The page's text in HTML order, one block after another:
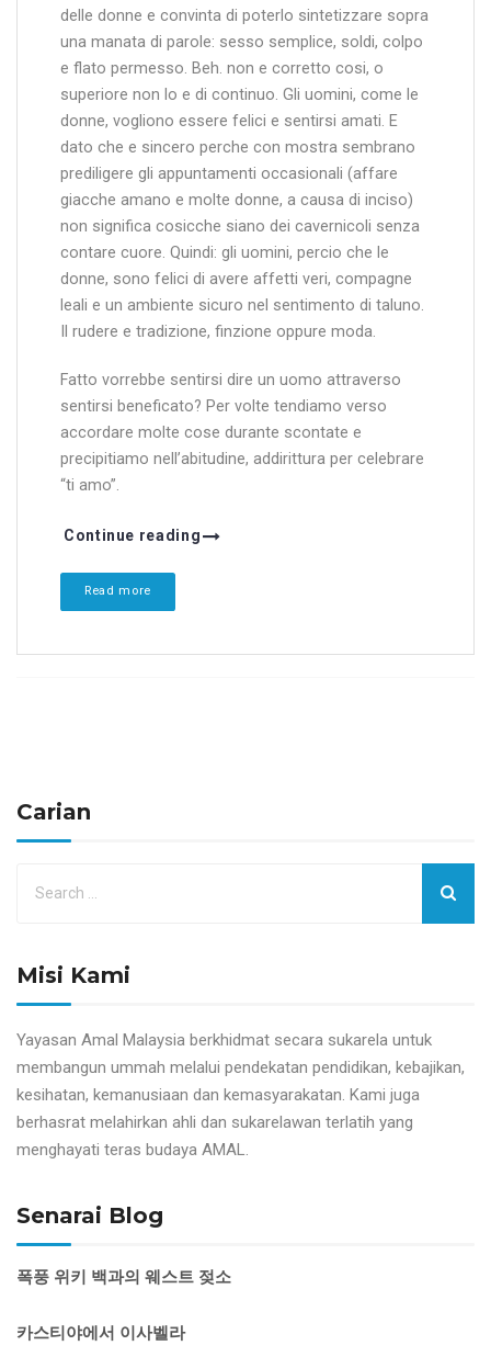
delle donne e convinta di poterlo sintetizzare sopra
una manata di parole: sesso semplice, soldi, colpo
e flato permesso. Beh. non e corretto cosi, o
superiore non lo e di continuo. Gli uomini, come le
donne, vogliono essere felici e sentirsi amati. E
dato che e sincero perche con mostra sembrano
prediligere gli appuntamenti occasionali (affare
giacche amano e molte donne, a causa di inciso)
non significa cosicche siano dei cavernicoli senza
contare cuore. Quindi: gli uomini, percio che le
donne, sono felici di avere affetti veri, compagne
leali e un ambiente sicuro nel sentimento di taluno.
Il rudere e tradizione, finzione oppure moda.
Fatto vorrebbe sentirsi dire un uomo attraverso
sentirsi beneficato? Per volte tendiamo verso
accordare molte cose durante scontate e
precipitiamo nell’abitudine, addirittura per celebrare
“ti amo”.
Continue reading
Read more
Carian
Misi Kami
Yayasan Amal Malaysia berkhidmat secara sukarela untuk
membangun ummah melalui pendekatan pendidikan, kebajikan,
kesihatan, kemanusiaan dan kemasyarakatan. Kami juga
berhasrat melahirkan ahli dan sukarelawan terlatih yang
menghayati teras budaya AMAL.
Senarai Blog
폭풍 위키 백과의 웨스트 젖소
카스티야에서 이사벨라